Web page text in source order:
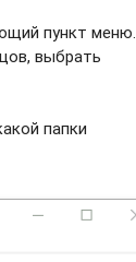
пункт меню.
выбрать
папки